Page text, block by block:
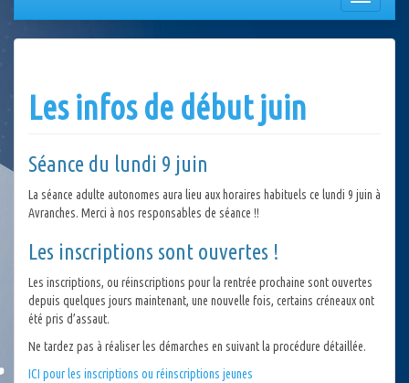
la
Les infos de début juin
Séance du lundi 9 juin
La séance adulte autonomes aura lieu aux horaires habituels ce lundi 9 juin à
Avranches. Merci à nos responsables de séance !!
Les inscriptions sont ouvertes !
Les inscriptions, ou réinscriptions pour la rentrée prochaine sont ouvertes
depuis quelques jours maintenant, une nouvelle fois, certains créneaux ont
été pris d’assaut.
Ne tardez pas à réaliser les démarches en suivant la procédure détaillée.
ICI pour les inscriptions ou réinscriptions jeunes